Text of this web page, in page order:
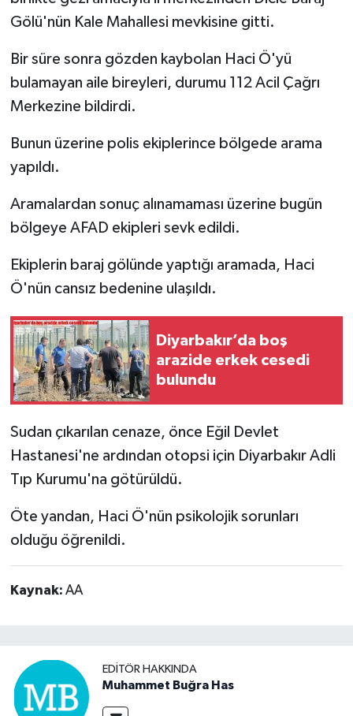
Gölü'nün Kale Mahallesi mevkisine gitti.
Bir süre sonra gözden kaybolan Haci Ö'yü
bulamayan aile bireyleri, durumu 112 Acil Çağrı
Merkezine bildirdi.
Bunun üzerine polis ekiplerince bölgede arama
yapıldı.
Aramalardan sonuç alınamaması üzerine bugün
bölgeye AFAD ekipleri sevk edildi.
Ekiplerin baraj gölünde yaptığı aramada, Haci
Ö'nün cansız bedenine ulaşıldı.
Diyarbakır’da boş
arazide erkek cesedi
bulundu
Sudan çıkarılan cenaze, önce Eğil Devlet
Hastanesi'ne ardından otopsi için Diyarbakır Adli
Tıp Kurumu'na götürüldü.
Öte yandan, Haci Ö'nün psikolojik sorunları
olduğu öğrenildi.
Kaynak: AA
EDITÖR HAKKINDA
Muhammet Buğra Has
Varto